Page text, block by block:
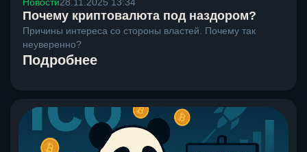
Почему криптовалюта под наздором?
Причины интереса со стороны властей. Почему так
неуверенно?
Подробнее